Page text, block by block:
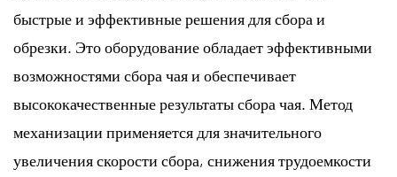
быстрые и эффективные решения для сбора и
обрезки. Это оборудование обладает эффективными
возможностями сбора чая и обеспечивает
высококачественные результаты сбора чая. Метод
механизации применяется для значительного
увеличения скорости сбора, снижения трудоемкости